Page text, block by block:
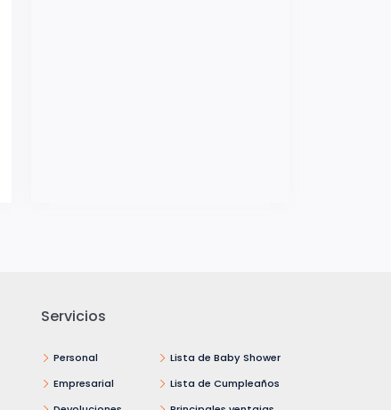
Servicios
Personal
Empresarial
Lista de Baby Shower
Lista de Cumpleaños